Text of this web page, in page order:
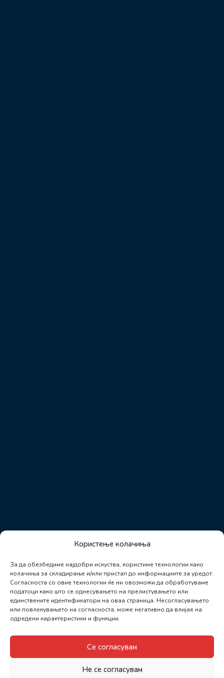
Користење колачиња
За да обезбедиме најдобри искуства, користиме технологии како
колачиња за складирање и/или пристап до информациите за уредот.
Согласноста со овие технологии ќе ни овозможи да обработуваме
податоци како што се однесувањето на прелистувањето или
единствените идентификатори на оваа страница. Несогласувањето
или повлекувањето на согласноста, може негативно да влијае на
одредени карактеристики и функции.
Се согласувам
Не се согласувам